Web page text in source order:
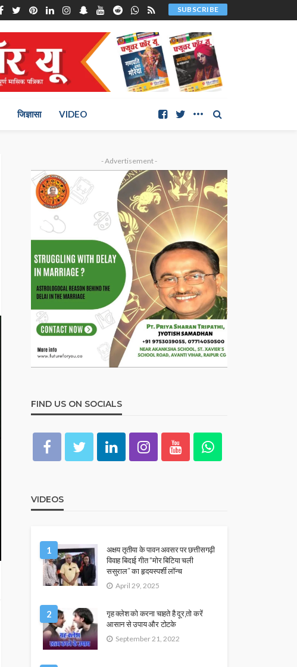
SUBSCRIBE
जिज्ञासा VIDEO
- Advertisement -
FIND US ON SOCIALS
VIDEOS
1
अक्षय तृतीया के पावन अवसर पर छत्तीसगढ़ी
विवाह बिदाई गीत “मोर बिटिया चली
ससुराल” का हृदयस्पर्शी लॉन्च
April 29, 2025
2
गृह क्लेश को करना चाहते है दूर,तो करें
आसान से उपाय और टोटके
September 21, 2022